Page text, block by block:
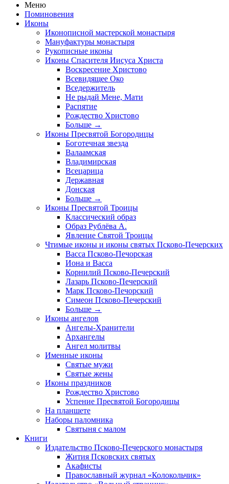
Меню
Поминовения
Иконы
Иконописной мастерской монастыря
Мануфактуры монастыря
Рукописные иконы
Иконы Спасителя Иисуса Христа
Воскресение Христово
Всевидящее Око
Вседержитель
Не рыдай Мене, Мати
Распятие
Рождество Христово
Больше →
Иконы Пресвятой Богородицы
Боготечная звезда
Валаамская
Владимирская
Всецарица
Державная
Донская
Больше →
Иконы Пресвятой Троицы
Классический образ
Образ Рублёва А.
Явление Святой Троицы
Чтимые иконы и иконы святых Псково-Печерских
Васса Псково-Печорская
Иона и Васса
Корнилий Псково-Печерский
Лазарь Псково-Печерский
Марк Псково-Печорский
Симеон Псково-Печерский
Больше →
Иконы ангелов
Ангелы-Хранители
Архангелы
Ангел молитвы
Именные иконы
Святые мужи
Святые жены
Иконы праздников
Рождество Христово
Успение Пресвятой Богородицы
На планшете
Наборы паломника
Святыня с малом
Книги
Издательство Псково-Печерского монастыря
Жития Псковских святых
Акафисты
Православный журнал «Колокольчик»